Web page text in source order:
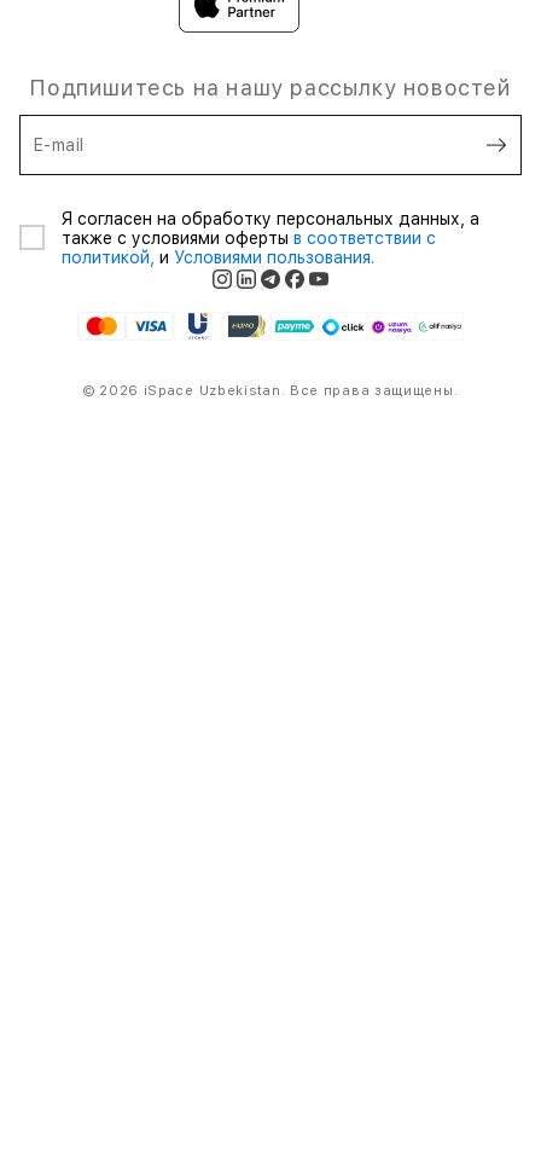
Подпишитесь на нашу рассылку новостей
E-mail
Я согласен на обработку персональных данных, а
также с условиями оферты в соответствии с
политикой, и Условиями пользования.
© 2026 iSpace Uzbekistan. Все права защищены.